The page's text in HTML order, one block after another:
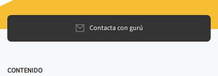
Contacta con gurú
CONTENIDO